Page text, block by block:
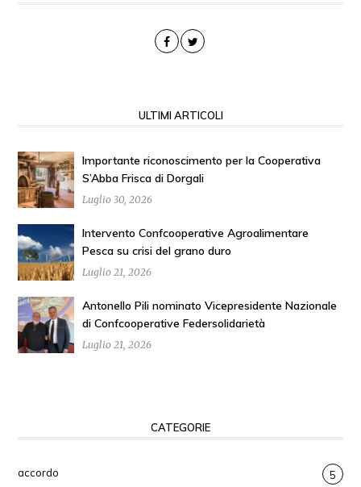
ULTIMI ARTICOLI
Importante riconoscimento per la Cooperativa
S’Abba Frisca di Dorgali
Luglio 30, 2026
Intervento Confcooperative Agroalimentare
Pesca su crisi del grano duro
Luglio 21, 2026
Antonello Pili nominato Vicepresidente Nazionale
di Confcooperative Federsolidarietà
Luglio 21, 2026
CATEGORIE
accordo 5